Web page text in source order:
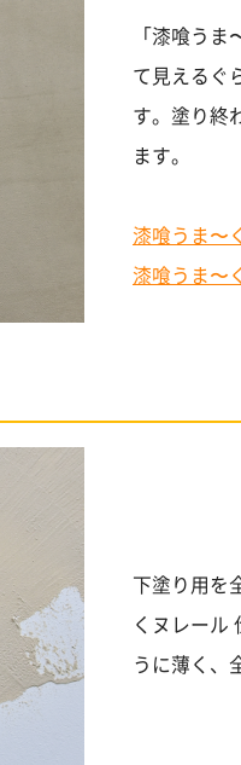
「漆喰う
て見えるぐ
す。塗り終
ます。
漆喰うま〜
漆喰うま〜
下塗り用を
くヌレール
うに薄く、